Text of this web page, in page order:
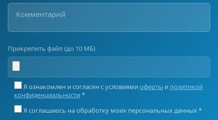
Прикрепить файл (до 10 МБ)
Я ознакомлен и согласен с условиями оферты и политикой
конфиденциальности *
Я соглашаюсь на обработку моих персональных данных *